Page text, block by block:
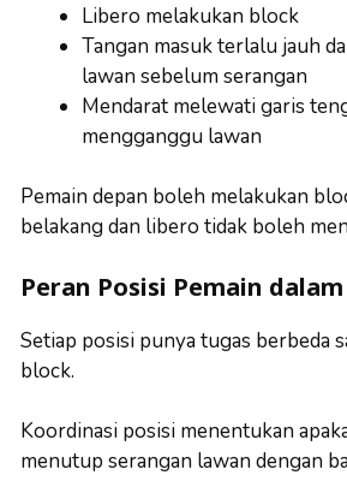
Libero melakukan block
Tangan masuk terlalu jauh
lawan sebelum serangan
Mendarat melewati garis
mengganggu lawan
Pemain depan boleh melakukan
belakang dan libero tidak boleh
Peran Posisi Pemain
Setiap posisi punya tugas berbeda
block.
Koordinasi posisi menentukan
menutup serangan lawan dengan